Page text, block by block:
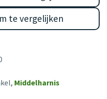
te vergelijken
Middelharnis